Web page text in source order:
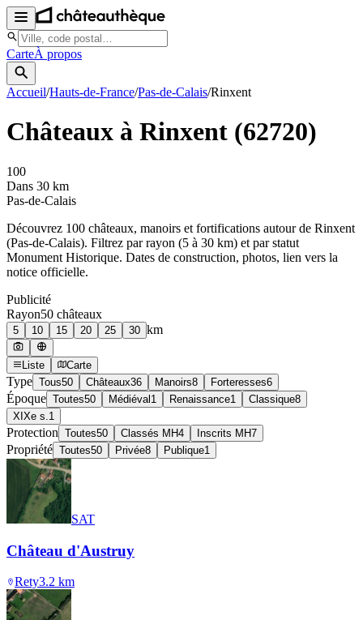
CarteÀ propos
Accueil/Hauts-de-France/Pas-de-Calais/Rinxent
Châteaux à Rinxent (62720)
100
Dans 30 km
Pas-de-Calais
Découvrez 100 châteaux, manoirs et fortifications autour de Rinxent
(Pas-de-Calais). Filtrez par rayon (5 à 30 km) et par statut
Monument Historique. Dates de construction, photos, lien vers la
notice officielle.
Publicité
Rayon50 châteaux
5 10 15 20 25 30 km
Liste Carte
Type Tous50 Châteaux36 Manoirs8 Forteresses6
Époque Toutes50 Médiéval 1 Renaissance1 Classique8
XIXe s. 1
Protection Toutes50 Classés MH4 Inscrits MH7
Propriété Toutes50 Privée8 Publique1
SAT
Château d'Austruy
Rety3.2 km